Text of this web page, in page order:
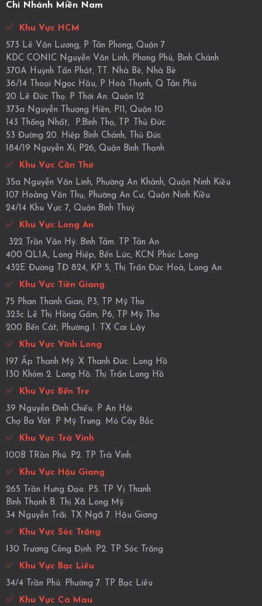
Chi Nhánh Miền Nam
✅ Khu Vực HCM
573 Lê Văn Lương, P Tân Phong, Quận 7
KDC CONIC Nguyễn Văn Linh, Phong Phú, Bình Chánh
370A Huỳnh Tấn Phát, TT. Nhà Bè, Nhà Bè
36/14 Thoại Ngọc Hầu, P Hoà Thạnh, Q Tân Phú
20 Lê Đức Thọ. P Thới An. Quận 12
373a Nguyễn Thượng Hiền, P11, Quận 10
143 Thống Nhất, P.Bình Thọ, TP. Thủ Đức
53 Đường 20. Hiệp Bình Chánh, Thủ Đức
184/19 Nguyễn Xí, P26, Quận Bình Thạnh
✅ Khu Vực Cần Thơ
35a Nguyễn Văn Linh, Phường An Khánh, Quận Ninh Kiều
107 Hoàng Văn Thụ, Phường An Cư, Quận Ninh Kiều
24/14 Khu Vực 7, Quận Bình Thuỷ
✅ Khu Vực Long An
322 Trần Văn Hý. Bình Tâm. TP Tân An
400 QL1A, Long Hiệp, Bến Lức, KCN Phúc Long
432E Đường TĐ 824, KP 5, Thị Trấn Đức Hoà, Long An
✅ Khu Vực Tiền Giang
75 Phan Thanh Gian, P3, TP Mỹ Tho
323c Lê Thị Hồng Gấm, P6, TP Mỹ Tho
200 Bến Cát, Phường 1. TX Cai Lậy
✅ Khu Vực Vĩnh Long
197 Ấp Thanh Mỹ. X Thanh Đức. Long Hồ
130 Khóm 2. Long Hồ. Thị Trấn Long Hồ
✅ Khu Vực Bến Tre
39 Nguyễn Đình Chiểu. P An Hội
Chợ Ba Vát. P Mỹ Trung. Mỏ Cày Bắc
✅ Khu Vực Trà Vinh
100B TRần Phú. P2. TP Trà Vinh
✅ Khu Vực Hậu Giang
265 Trần Hưng Đạo. P5. TP Vị Thanh
Bình Thạnh B. Thị Xã Long Mỹ
34 Nguyễn Trãi. TX Ngã 7. Hậu Giang
✅ Khu Vực Sóc Trăng
130 Trương Công Định. P2. TP Sóc Trăng
✅ Khu Vực Bạc Liêu
34/4 Trần Phú. Phường 7. TP Bạc Liêu
✅ Khu Vực Cà Mau